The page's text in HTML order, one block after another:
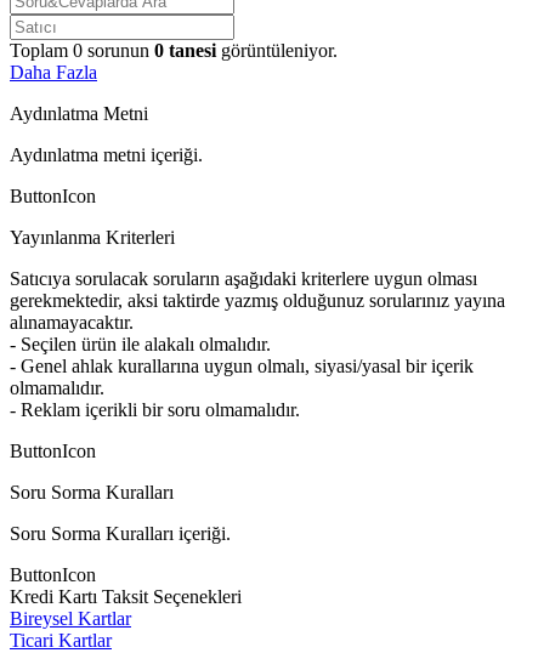
Toplam 0 sorunun 0 tanesi görüntüleniyor.
Daha Fazla
Aydınlatma Metni
Aydınlatma metni içeriği.
ButtonIcon
Yayınlanma Kriterleri
Satıcıya sorulacak soruların aşağıdaki kriterlere uygun olması
gerekmektedir, aksi taktirde yazmış olduğunuz sorularınız yayına
alınamayacaktır.
- Seçilen ürün ile alakalı olmalıdır.
- Genel ahlak kurallarına uygun olmalı, siyasi/yasal bir içerik
olmamalıdır.
- Reklam içerikli bir soru olmamalıdır.
ButtonIcon
Soru Sorma Kuralları
Soru Sorma Kuralları içeriği.
ButtonIcon
Kredi Kartı Taksit Seçenekleri
Bireysel Kartlar
Ticari Kartlar